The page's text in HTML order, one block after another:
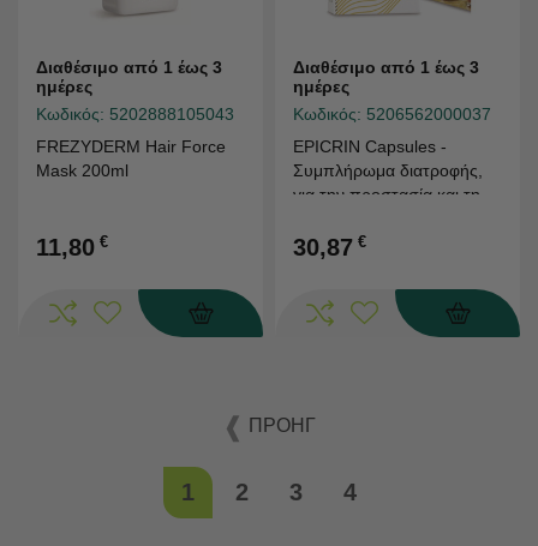
Διαθέσιμο από 1 έως 3
ημέρες
Κωδικός: 5202888105043
FREZYDERM Hair Force
Mask 200ml
11,80 €
Διαθέσιμο από 1 έως 3
ημέρες
Κωδικός: 5206562000037
EPICRIN Capsules -
Συμπλήρωμα διατροφής,
για την προστασία και την
μαλλιών 30 κάψουλες
30,87 €
ΠΡΟΗΓ
1 2 3 4